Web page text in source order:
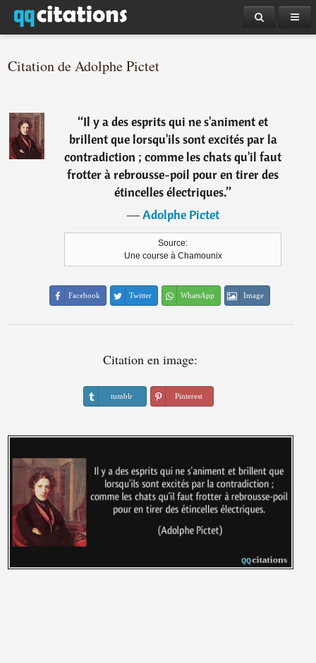
Citation de Adolphe Pictet
“Il y a des esprits qui ne s'animent et
brillent que lorsqu'ils sont excités par la
contradiction ; comme les chats qu'il faut
frotter à rebrousse-poil pour en tirer des
étincelles électriques.”
―Adolphe Pictet
Source:
Une course à Chamounix
Facebook Twitter WhatsApp Image
Citation en image:
tumblr Pinterest